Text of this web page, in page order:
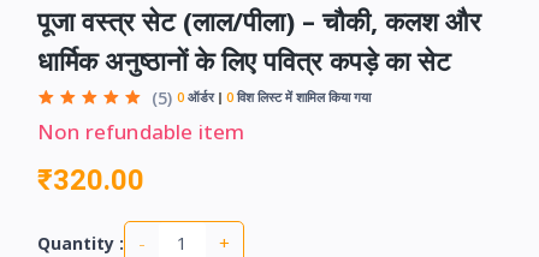
पूजा वस्त्र सेट (लाल/पीला) – चौकी, कलश और
धार्मिक अनुष्ठानों के लिए पवित्र कपड़े का सेट
(5) 0 ऑर्डर 0 विश लिस्ट में शामिल किया गया
Non refundable item
₹320.00
Quantity : - +